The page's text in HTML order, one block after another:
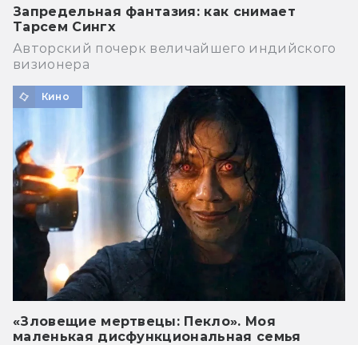
Запредельная фантазия: как снимает
Тарсем Сингх
Авторский почерк величайшего индийского
визионера
Кино
«Зловещие мертвецы: Пекло». Моя
маленькая дисфункциональная семья